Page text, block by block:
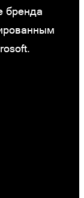
бренда